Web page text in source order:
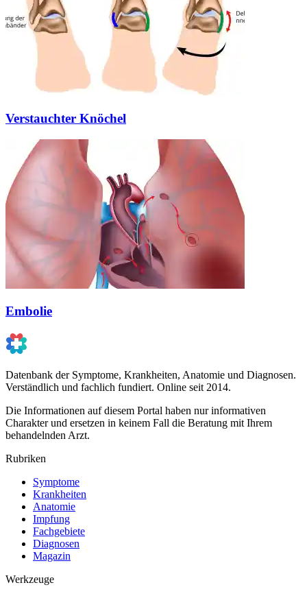
Verstauchter Knöchel
Embolie
Datenbank der Symptome, Krankheiten, Anatomie und Diagnosen.
Verständlich und fachlich fundiert. Online seit 2014.
Die Informationen auf diesem Portal haben nur informativen
Charakter und ersetzen in keinem Fall die Beratung mit Ihrem
behandelnden Arzt.
Rubriken
Symptome
Krankheiten
Anatomie
Impfung
Fachgebiete
Diagnosen
Magazin
Werkzeuge